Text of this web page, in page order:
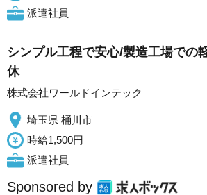
派遣社員
シンプル工程で安心/製造工場での
休
株式会社ワールドインテック
埼玉県 桶川市
時給1,500円
派遣社員
Sponsored by